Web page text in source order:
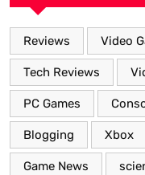
Reviews Video
Tech Reviews
PC Games
Blogging Xbox
Game News